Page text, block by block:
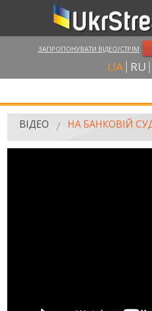
ЗАПРОПОНУВАТИ ВІДЕО/СТРІМ
UA RU
ГОЛОВНА
ВІДЕО